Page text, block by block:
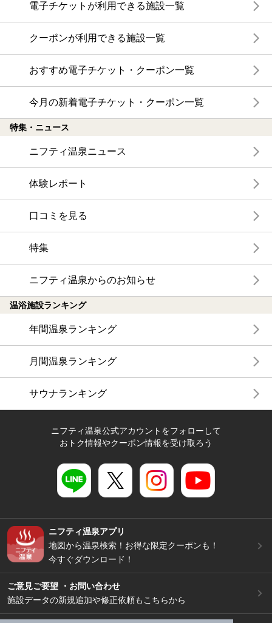
電子チケットが利用できる施設一覧
クーポンが利用できる施設一覧
おすすめ電子チケット・クーポン一覧
今月の新着電子チケット・クーポン一覧
特集・ニュース
ニフティ温泉ニュース
体験レポート
口コミを見る
特集
ニフティ温泉からのお知らせ
温浴施設ランキング
年間温泉ランキング
月間温泉ランキング
サウナランキング
ニフティ温泉公式アカウントをフォローして
おトク情報やクーポン情報を受け取ろう
ニフティ温泉アプリ
地図から温泉検索！お得な限定クーポンも！
今すぐダウンロード！
ご意見ご要望 ・お問い合わせ
施設データの新規追加や修正依頼もこちらから